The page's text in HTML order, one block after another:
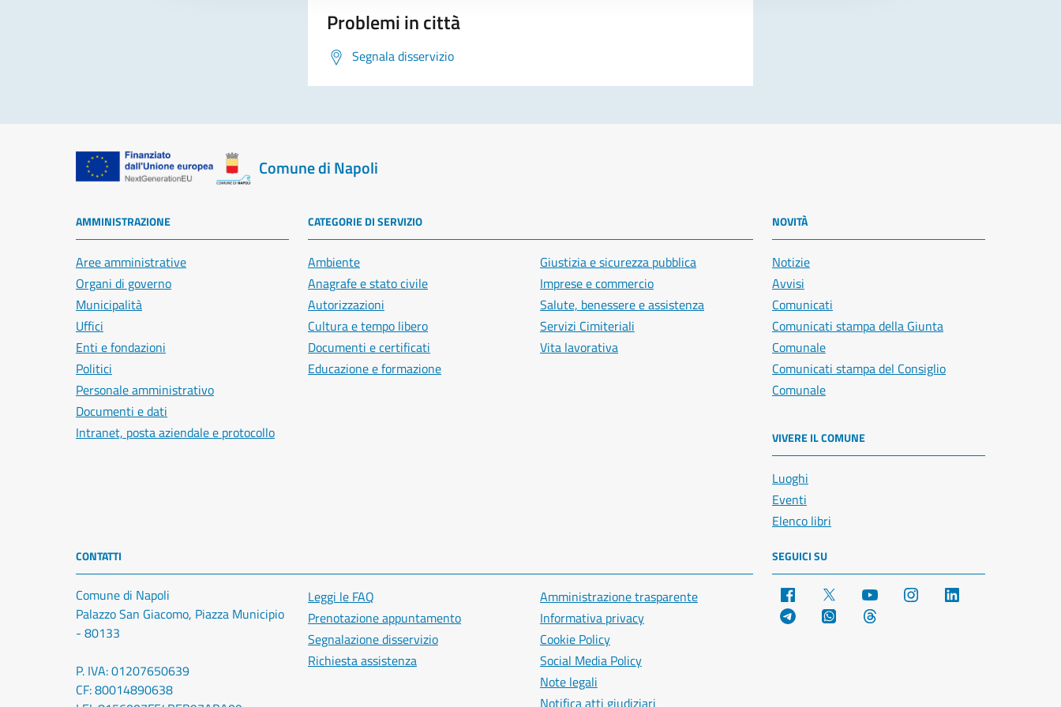
Problemi in città
Segnala disservizio
Comune di Napoli
AMMINISTRAZIONE
Aree amministrative
Organi di governo
Municipalità
Uffici
Enti e fondazioni
Politici
Personale amministrativo
Documenti e dati
Intranet, posta aziendale e protocollo
CATEGORIE DI SERVIZIO
Ambiente
Anagrafe e stato civile
Autorizzazioni
Cultura e tempo libero
Documenti e certificati
Educazione e formazione
Giustizia e sicurezza pubblica
Imprese e commercio
Salute, benessere e assistenza
Servizi Cimiteriali
Vita lavorativa
NOVITÀ
Notizie
Avvisi
Comunicati
Comunicati stampa della Giunta
Comunale
Comunicati stampa del Consiglio
Comunale
VIVERE IL COMUNE
Luoghi
Eventi
Elenco libri
CONTATTI
Comune di Napoli
Palazzo San Giacomo, Piazza Municipio
- 80133
P. IVA: 01207650639
CF: 80014890638
Leggi le FAQ
Prenotazione appuntamento
Segnalazione disservizio
Richiesta assistenza
Amministrazione trasparente
Informativa privacy
Cookie Policy
Social Media Policy
Note legali
SEGUICI SU
Facebook YouTube Instagram
Telegram WhatsApp